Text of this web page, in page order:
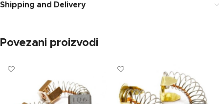
Shipping and Delivery
Povezani proizvodi